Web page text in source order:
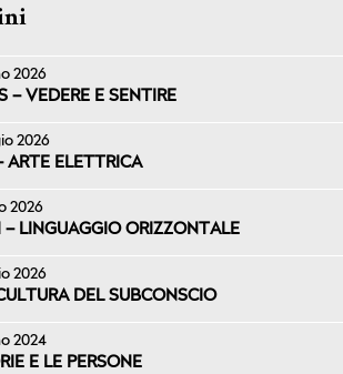
2026
– VEDERE E SENTIRE
2026
ARTE ELETTRICA
2026
– LINGUAGGIO ORIZZONTALE
2026
DEL SUBCONSCIO
2024
E LE PERSONE